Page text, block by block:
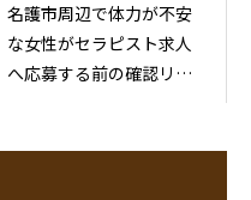
名護市周辺で体力が不安
な女性がセラピスト求人
へ応募する前の確認リス